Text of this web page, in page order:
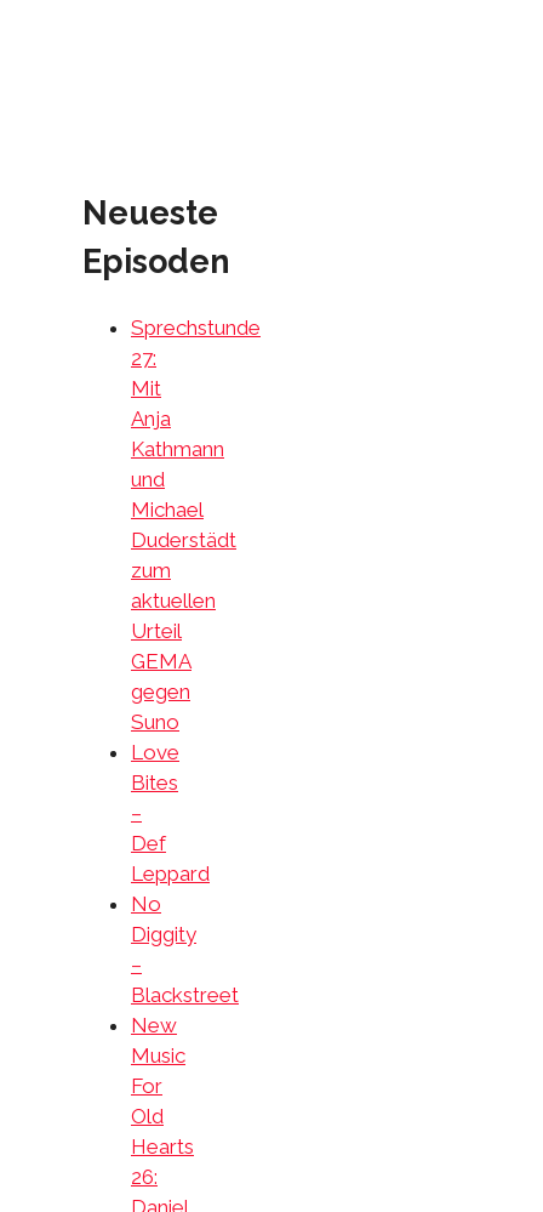
Neueste
Episoden
Sprechstunde
27:
Mit
Anja
Kathmann
und
Michael
Duderstädt
zum
aktuellen
Urteil
GEMA
gegen
Suno
Love
Bites
–
Def
Leppard
No
Diggity
–
Blackstreet
New
Music
For
Old
Hearts
26: